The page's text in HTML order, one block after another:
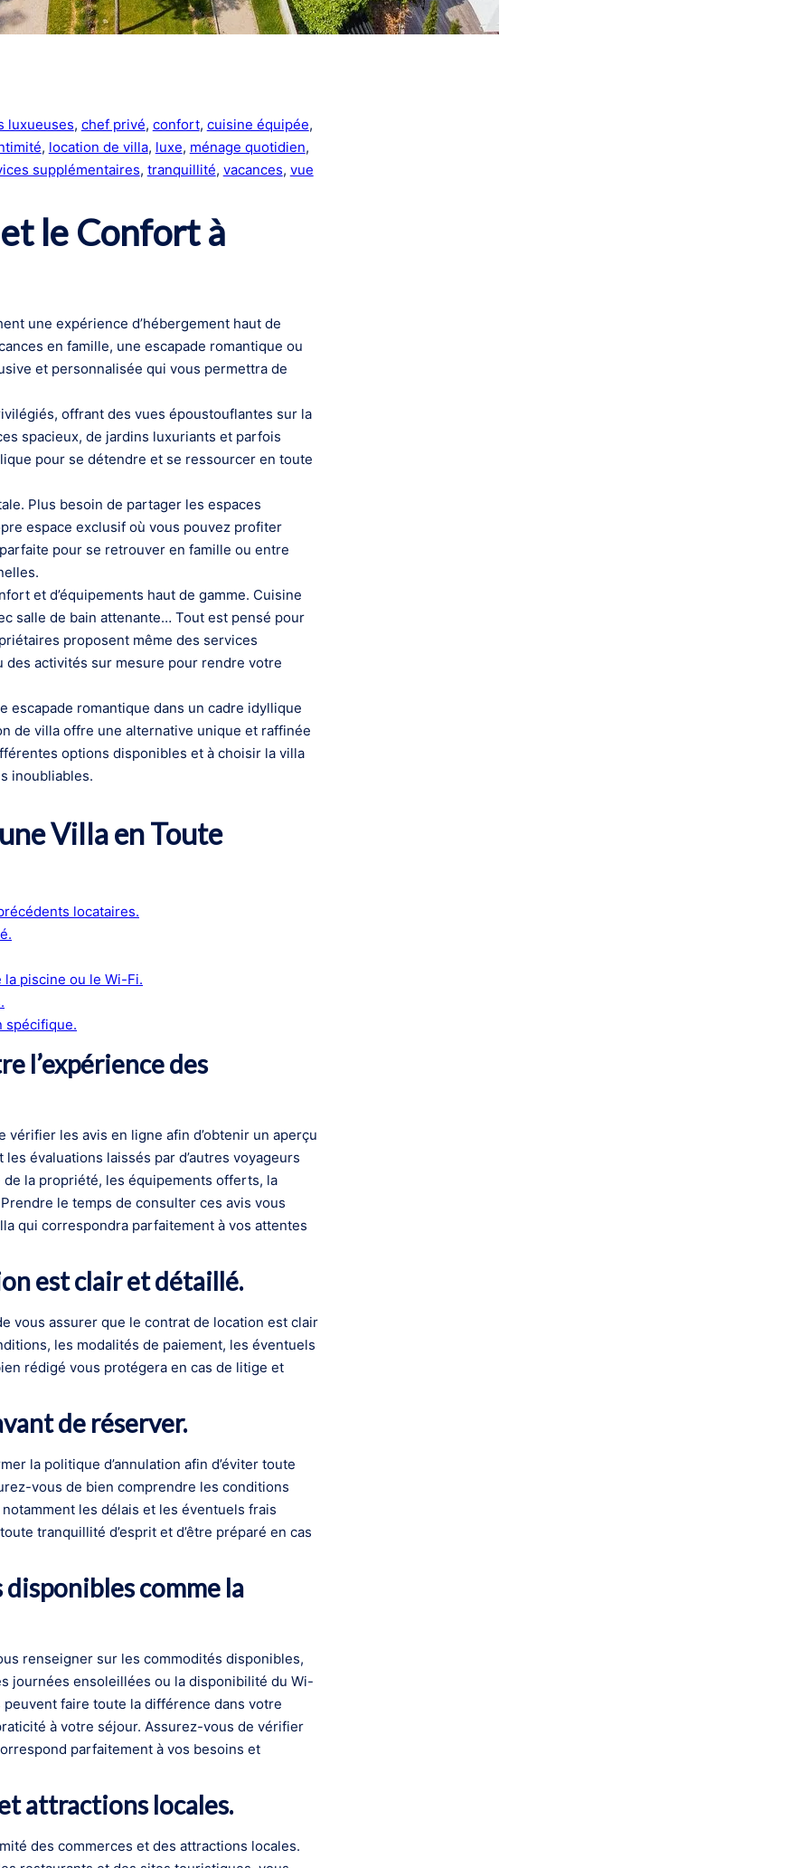
luxueuses, chef privé, confort, cuisine équipée
, location de villa, luxe, ménage quotidien
supplémentaires, tranquillité, vacances, vue
le Confort à
une expérience d’hébergement haut de
en famille, une escapade romantique ou
et personnalisée qui vous permettra de
offrant des vues époustouflantes sur la
spacieux, de jardins luxuriants et parfois
pour se détendre et se ressourcer en toute
Plus besoin de partager les espaces
espace exclusif où vous pouvez profiter
pour se retrouver en famille ou entre
et d’équipements haut de gamme. Cuisine
salle de bain attenante… Tout est pensé pour
proposent même des services
activités sur mesure pour rendre votre
escapade romantique dans un cadre idyllique
de villa offre une alternative unique et raffinée
options disponibles et à choisir la villa
inoubliables.
Villa en Toute
locataires.
piscine ou le Wi-Fi.
spécifique.
l’expérience des
vérifier les avis en ligne afin d’obtenir un aperçu
évaluations laissés par d’autres voyageurs
la propriété, les équipements offerts, la
le temps de consulter ces avis vous
qui correspondra parfaitement à vos attentes
est clair et détaillé.
vous assurer que le contrat de location est clair
les modalités de paiement, les éventuels
rédigé vous protégera en cas de litige et
de réserver.
la politique d’annulation afin d’éviter toute
vous de bien comprendre les conditions
les délais et les éventuels frais
tranquillité d’esprit et d’être préparé en cas
comme la
renseigner sur les commodités disponibles,
journées ensoleillées ou la disponibilité du Wi-
faire toute la différence dans votre
à votre séjour. Assurez-vous de vérifier
parfaitement à vos besoins et
attractions locales.
des commerces et des attractions locales.